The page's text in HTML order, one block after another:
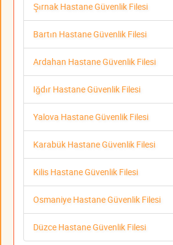
Şırnak Hastane Güvenlik Filesi
Bartın Hastane Güvenlik Filesi
Ardahan Hastane Güvenlik Filesi
Iğdır Hastane Güvenlik Filesi
Yalova Hastane Güvenlik Filesi
Karabük Hastane Güvenlik Filesi
Kilis Hastane Güvenlik Filesi
Osmaniye Hastane Güvenlik Filesi
Düzce Hastane Güvenlik Filesi